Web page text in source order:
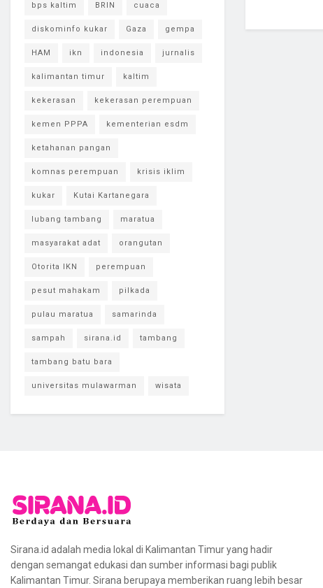
bps kaltim BRIN cuaca
diskominfo kukar Gaza gempa
HAM ikn indonesia jurnalis
kalimantan timur kaltim
kekerasan kekerasan perempuan
kemen PPPA kementerian esdm
ketahanan pangan
komnas perempuan krisis iklim
kukar Kutai Kartanegara
lubang tambang maratua
masyarakat adat orangutan
Otorita IKN perempuan
pesut mahakam pilkada
pulau maratua samarinda
sampah sirana.id tambang
tambang batu bara
universitas mulawarman wisata
Sirana.id adalah media lokal di Kalimantan Timur yang hadir
dengan semangat edukasi dan sumber informasi bagi publik
Kalimantan Timur. Sirana berupaya memberikan ruang lebih besar